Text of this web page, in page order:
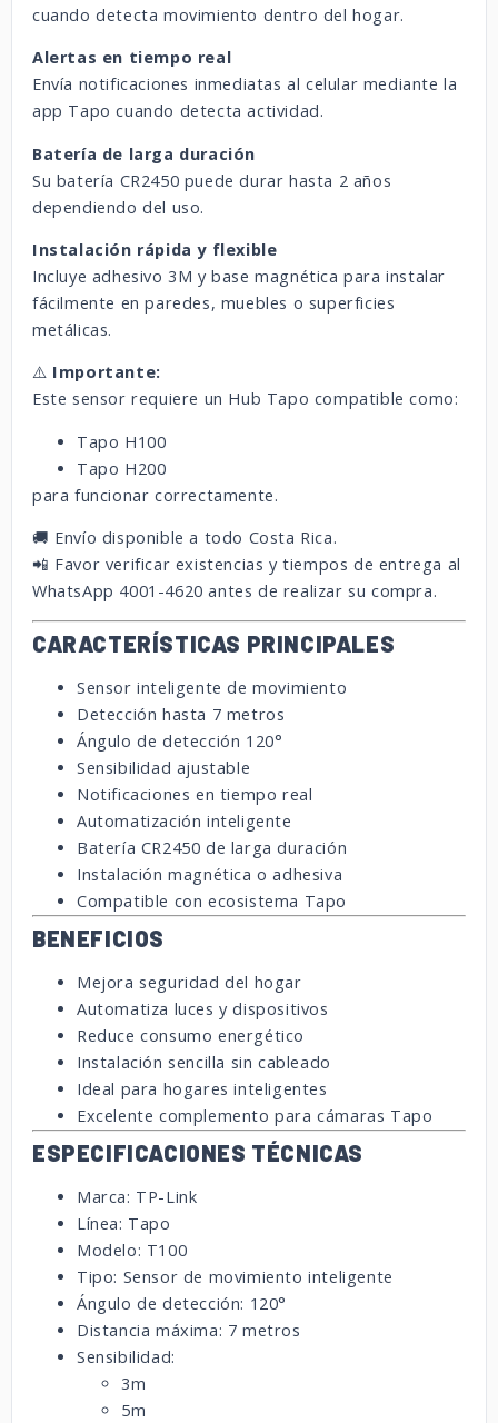
cuando detecta movimiento dentro del hogar.
Alertas en tiempo real
Envía notificaciones inmediatas al celular mediante la
app Tapo cuando detecta actividad.
Batería de larga duración
Su batería CR2450 puede durar hasta 2 años
dependiendo del uso.
Instalación rápida y flexible
Incluye adhesivo 3M y base magnética para instalar
fácilmente en paredes, muebles o superficies
metálicas.
⚠️ Importante:
Este sensor requiere un Hub Tapo compatible como:
Tapo H100
Tapo H200
para funcionar correctamente.
🚚 Envío disponible a todo Costa Rica.
📲 Favor verificar existencias y tiempos de entrega al
WhatsApp 4001-4620 antes de realizar su compra.
CARACTERÍSTICAS PRINCIPALES
Sensor inteligente de movimiento
Detección hasta 7 metros
Ángulo de detección 120°
Sensibilidad ajustable
Notificaciones en tiempo real
Automatización inteligente
Batería CR2450 de larga duración
Instalación magnética o adhesiva
Compatible con ecosistema Tapo
BENEFICIOS
Mejora seguridad del hogar
Automatiza luces y dispositivos
Reduce consumo energético
Instalación sencilla sin cableado
Ideal para hogares inteligentes
Excelente complemento para cámaras Tapo
ESPECIFICACIONES TÉCNICAS
Marca: TP-Link
Línea: Tapo
Modelo: T100
Tipo: Sensor de movimiento inteligente
Ángulo de detección: 120°
Distancia máxima: 7 metros
Sensibilidad:
3m
5m